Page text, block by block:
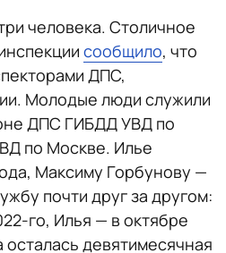
человека. Столичное
сообщило, что
ДПС,
Молодые люди служили
ДПС ГИБДД УВД по
по Москве. Илье
Максиму Горбунову —
почти друг за другом:
го, Илья — в октябре
девятимесячная